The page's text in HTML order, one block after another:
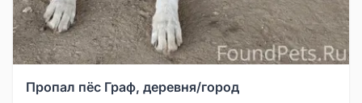
Пропал пёс Граф, деревня/город